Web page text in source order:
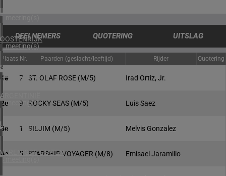
IERLAND
1 meeting(s)
OOSTENRIJK
1 meeting(s)
SPANJE
1 meeting(s)
ARGENTINIË
1 meeting(s)
URUGUAY
1 meeting(s)
VERENIGDE STATEN
4 meeting(s)
DEELNEMERS QUOTERING UITSLAG
Plaats Nr. Paarden (geslacht/leeftijd) Rijder Quotering
1e 7 ST. OLAF ROSE (M/5) Irad Ortiz, Jr.
2e 9 ROCKY SEAS (M/5) Luis Saez
3e 1 SILJIM (M/5) Melvis Gonzalez
4e 5 STARSHIP VOYAGER (M/8) Emisael Jaramillo